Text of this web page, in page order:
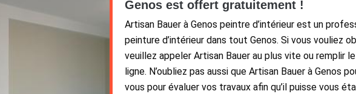
Genos est offert gratuitement !
Artisan Bauer à Genos peintre d’intérieur est un
peinture d’intérieur dans tout Genos. Si vous vouliez
veuillez appeler Artisan Bauer au plus vite ou remplir
ligne. N’oubliez pas aussi que Artisan Bauer à Genos
vous pour évaluer vos travaux afin qu’il puisse vous